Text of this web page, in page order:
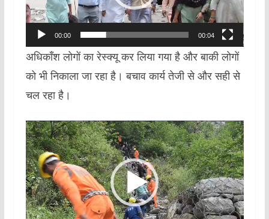
00:00 00:04
अधिकाँश लोगों का रेस्क्यू कर लिया गया है और बाकी लोगों
को भी निकाला जा रहा है। बचाव कार्य तेजी से और सही से
चल रहा है।
Video
Player